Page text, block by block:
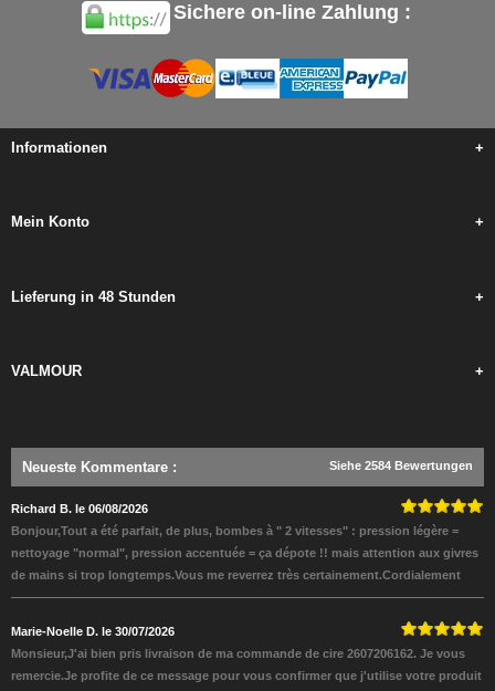
Sichere on-line Zahlung :
Informationen +
Mein Konto +
Lieferung in 48 Stunden +
VALMOUR +
Neueste Kommentare : Siehe 2584 Bewertungen
Richard B. le 06/08/2026
Bonjour,Tout a été parfait, de plus, bombes à " 2 vitesses" : pression légère =
nettoyage "normal", pression accentuée = ça dépote !! mais attention aux givres
de mains si trop longtemps.Vous me reverrez très certainement.Cordialement
Marie-Noelle D. le 30/07/2026
Monsieur,J'ai bien pris livraison de ma commande de cire 2607206162. Je vous
remercie.Je profite de ce message pour vous confirmer que j'utilise votre produit